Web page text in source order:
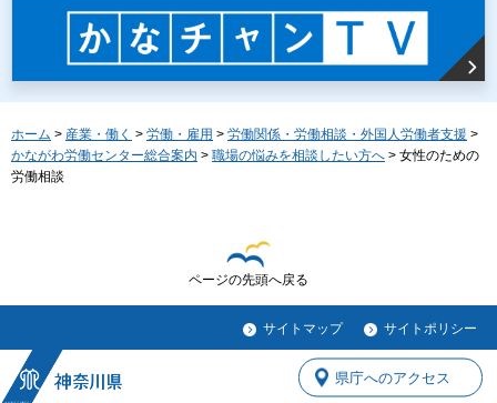
ホーム > 産業・働く > 労働・雇用 > 労働関係・労働相談・外国人労働者支援 >
かながわ労働センター総合案内 > 職場の悩みを相談したい方へ > 女性のための
労働相談
ページの先頭へ戻る
サイトマップ サイトポリシー
県庁へのアクセス